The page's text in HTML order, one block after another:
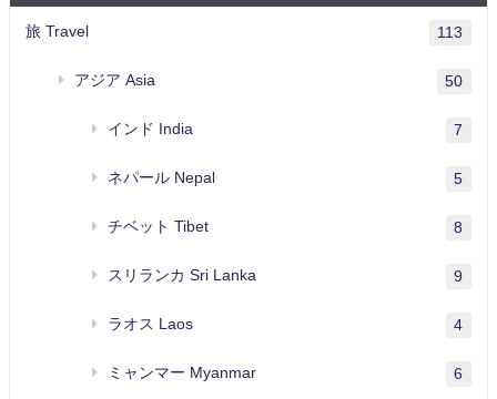
旅 Travel 113
アジア Asia 50
インド India 7
ネパール Nepal 5
チベット Tibet 8
スリランカ Sri Lanka 9
ラオス Laos 4
ミャンマー Myanmar 6